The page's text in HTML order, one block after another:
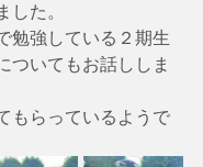
た。
勉強している２期生
ついてもお話ししま
もらっているようで